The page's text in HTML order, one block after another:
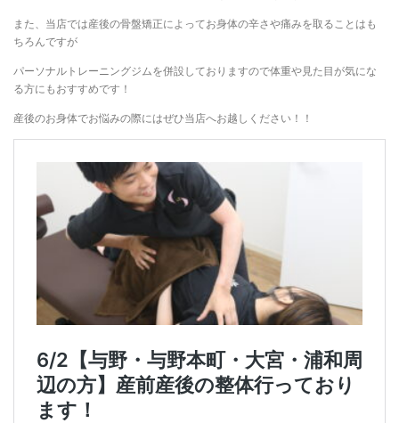
また、当店では産後の骨盤矯正によってお身体の辛さや痛みを取ることはも
ちろんですが
パーソナルトレーニングジムを併設しておりますので体重や見た目が気にな
る方にもおすすめです！
産後のお身体でお悩みの際にはぜひ当店へお越しください！！